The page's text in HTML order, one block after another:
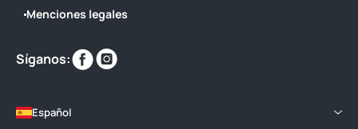
Menciones legales
Síganos:
Encuéntranos
en
Español